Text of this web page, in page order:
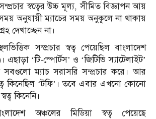
স্বত্বের উচ্চ মূল্য, সীমিত বিজ্ঞাপন আয়
অনুযায়ী ম্যাচের সময় অনুকূলে না থাকায়
দেখাচ্ছেন না।
সম্প্রচার স্বত্ব পেয়েছিল বাংলাদেশ
এছাড়া ‘টি-স্পোর্টস’ ও ‘জিটিভি স্যাটেলাইট’
সবগুলো ম্যাচ সরাসরি সম্প্রচার করে। আর
কিনেছিল ‘টফি’। তবে এবার এখনো কোনো
কিনেনি।
অঞ্চলের মিডিয়া স্বত্ব পেয়েছে